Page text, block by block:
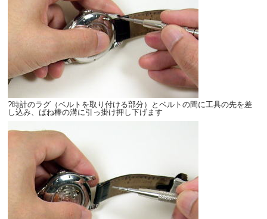
?時計のラグ（ベルトを取り付ける部分）とベルトの間に工具の先を差
し込み、ばね棒の溝に引っ掛け押し下げます